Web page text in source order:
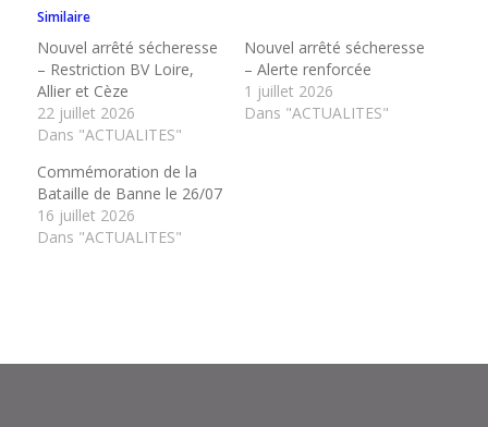
Similaire
Nouvel arrêté sécheresse
– Restriction BV Loire,
Allier et Cèze
22 juillet 2026
Dans "ACTUALITES"
Nouvel arrêté sécheresse
– Alerte renforcée
1 juillet 2026
Dans "ACTUALITES"
Commémoration de la
Bataille de Banne le 26/07
16 juillet 2026
Dans "ACTUALITES"